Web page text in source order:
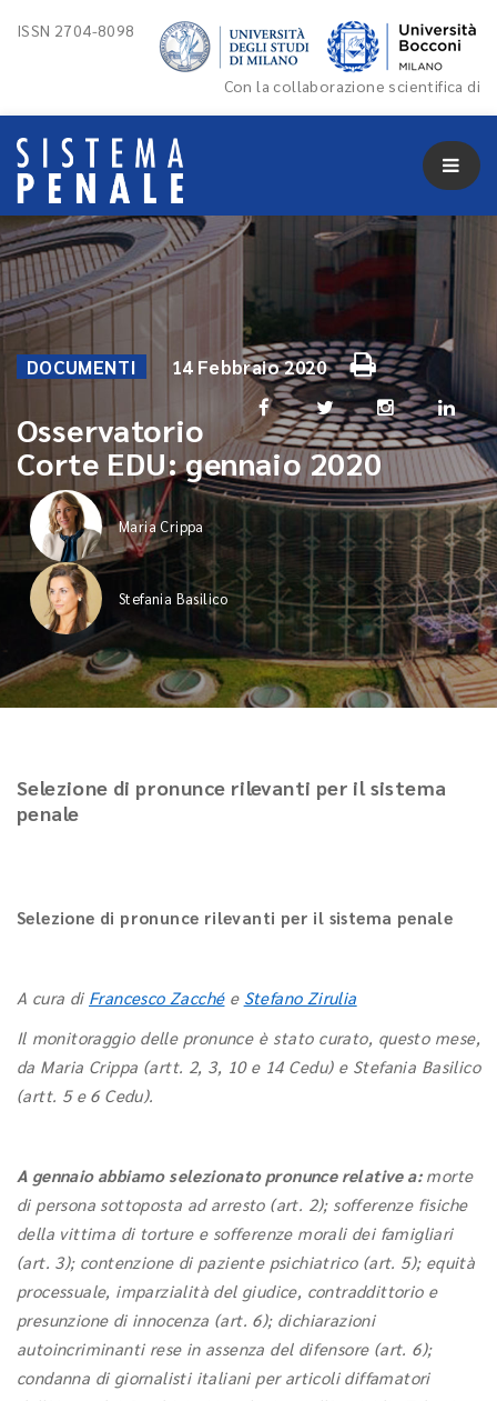
ISSN 2704-8098
Con la collaborazione scientifica di
DOCUMENTI 14 Febbraio 2020
Osservatorio
Corte EDU: gennaio 2020
Maria Crippa
Stefania Basilico
Selezione di pronunce rilevanti per il sistema
penale
Selezione di pronunce rilevanti per il sistema penale
A cura di Francesco Zacchée Stefano Zirulia
Il monitoraggio delle pronunce è stato curato, questo mese,
da Maria Crippa (artt. 2, 3, 10 e 14 Cedu) e Stefania Basilico
(artt. 5 e 6 Cedu).
A gennaio abbiamo selezionato pronunce relative a:morte
di persona sottoposta ad arresto (art. 2); sofferenze fisiche
della vittima di torture e sofferenze morali dei famigliari
(art. 3); contenzione di paziente psichiatrico (art. 5); equità
processuale, imparzialità del giudice, contraddittorio e
presunzione di innocenza (art. 6); dichiarazioni
autoincriminanti rese in assenza del difensore (art. 6);
condanna di giornalisti italiani per articoli diffamatori